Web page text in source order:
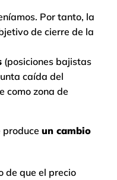
Por tanto, la
de cierre de la
(posiciones bajistas
caída del
como zona de
produce un cambio
de que el precio